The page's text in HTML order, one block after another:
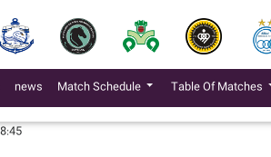
news(current)
Match Schedule Table Of Matches
زمان
محل برگزاری
محل برگزاری